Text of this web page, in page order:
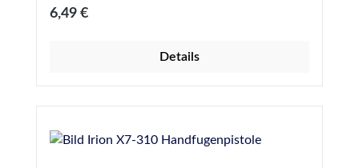
Regulärer Preis:
6,49 €
Details